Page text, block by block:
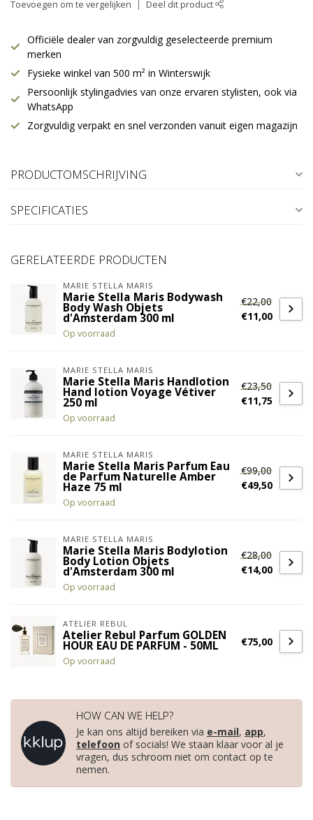
Toevoegen om te vergelijken Deel dit product
Officiële dealer van zorgvuldig geselecteerde premium
merken
Fysieke winkel van 500 m² in Winterswijk
Persoonlijk stylingadvies van onze ervaren stylisten, ook via
WhatsApp
Zorgvuldig verpakt en snel verzonden vanuit eigen magazijn
PRODUCTOMSCHRIJVING
SPECIFICATIES
GERELATEERDE PRODUCTEN
MARIE STELLA MARIS
Marie Stella Maris Bodywash
Body Wash Objets
d'Amsterdam 300 ml
Op voorraad
€22,00
€11,00
MARIE STELLA MARIS
Marie Stella Maris Handlotion
Hand lotion Voyage Vétiver
250 ml
Op voorraad
€23,50
€11,75
MARIE STELLA MARIS
Marie Stella Maris Parfum Eau
de Parfum Naturelle Amber
Haze 75 ml
Op voorraad
€99,00
€49,50
MARIE STELLA MARIS
Marie Stella Maris Bodylotion
Body Lotion Objets
d'Amsterdam 300 ml
Op voorraad
€28,00
€14,00
ATELIER REBUL
Atelier Rebul Parfum GOLDEN
HOUR EAU DE PARFUM - 50ML
Op voorraad
€75,00
HOW CAN WE HELP?
Je kan ons altijd bereiken via e-mail, app,
telefoon of socials! We staan klaar voor al je
vragen, dus schroom niet om contact op te
nemen.